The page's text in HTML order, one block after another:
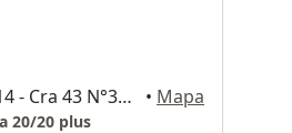
Cra 54 N° 72-147 local 114 - Cra 43 N°36-05 local 12 Tropical Centro, Barranquilla • Mapa
20/20 plus